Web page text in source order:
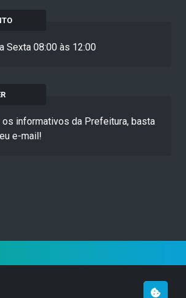
Sexta 08:00 às 12:00
os informativos da Prefeitura, basta
e-mail!